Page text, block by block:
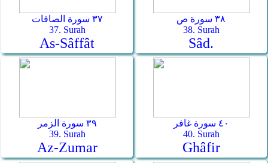
٣٧ سورة الصافات
37. Surah
As-Sâffât
٣٨ سورة ص
38. Surah
Sâd.
٣٩ سورة الزمر
39. Surah
Az-Zumar
٤٠ سورة غافر
40. Surah
Ghâfir